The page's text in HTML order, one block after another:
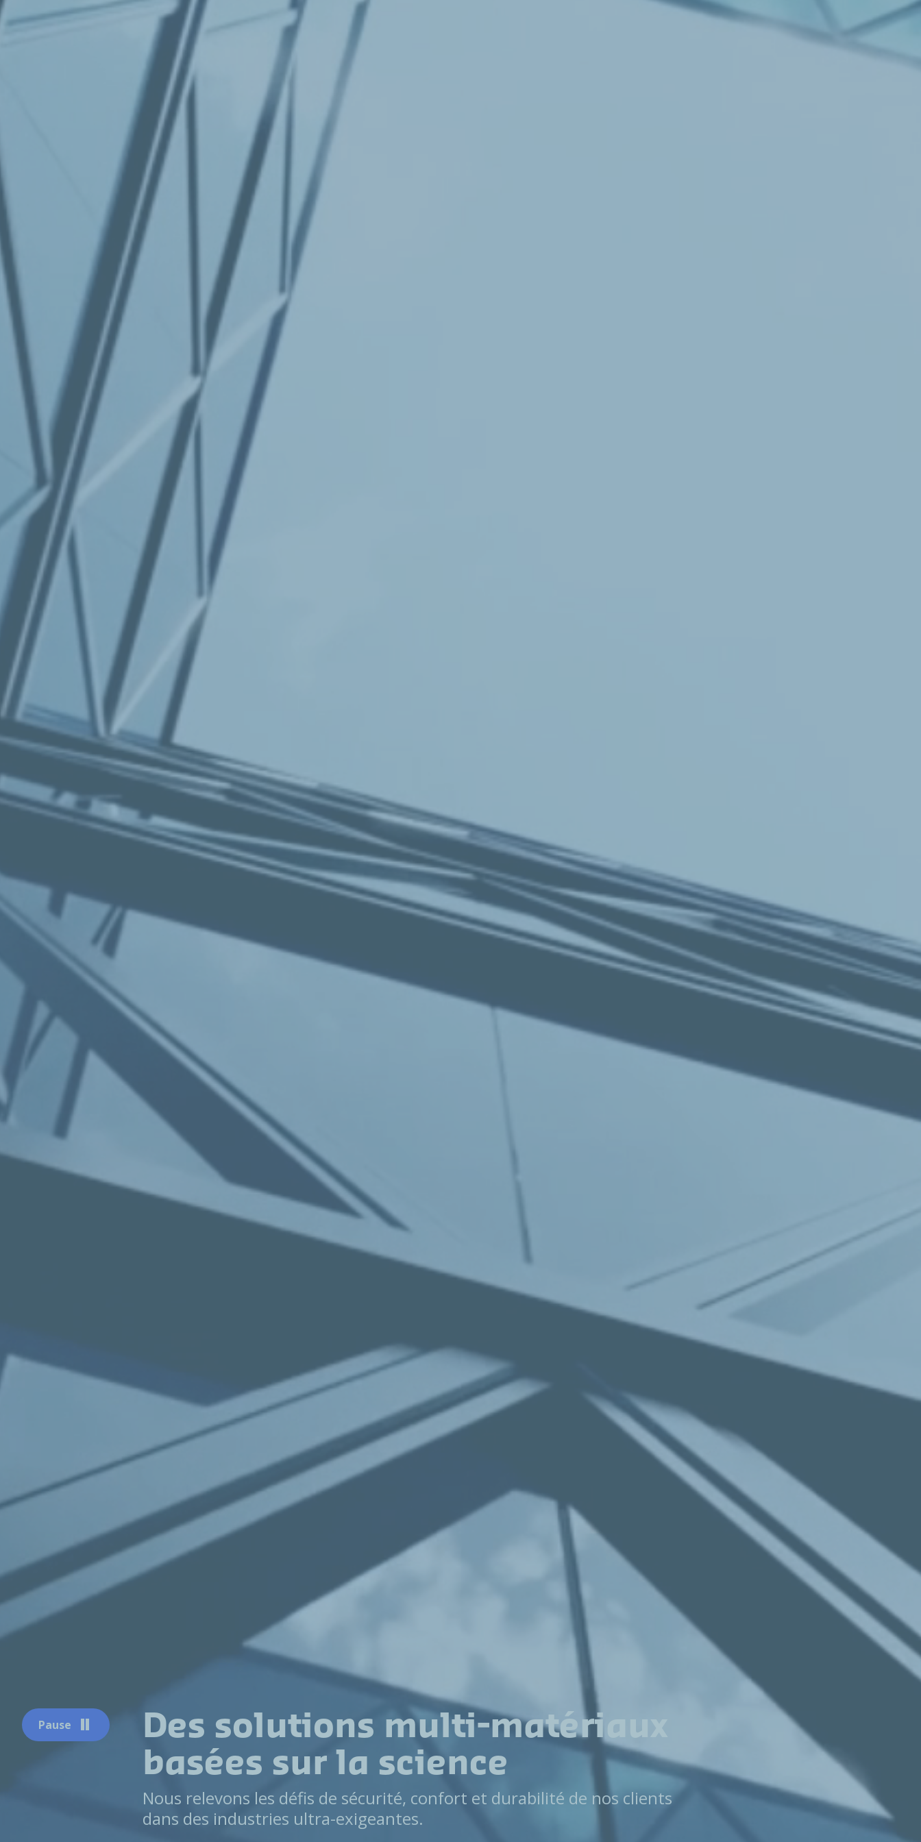
Pause
Des solutions multi-matériaux
basées sur la science
Nous relevons les défis de sécurité, confort et durabilité de nos clients
dans des industries ultra-exigeantes.